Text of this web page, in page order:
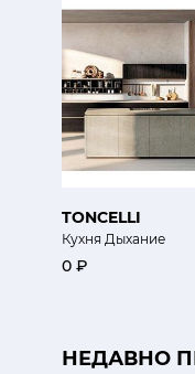
TONCELLI
Кухня Дыхание
0 ₽
НЕДАВНО